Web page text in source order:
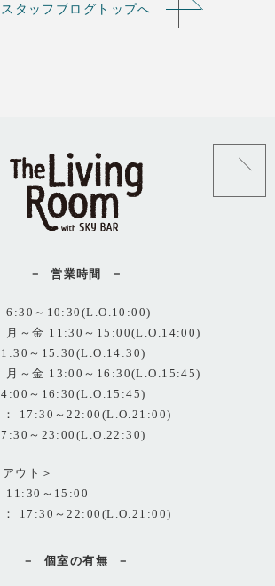
スタッフブログトップへ
営業時間
～10:30(L.O.10:00)
月～金 11:30～15:00(L.O.14:00)
～15:30(L.O.14:30)
月～金 13:00～16:30(L.O.15:45)
～16:30(L.O.15:45)
： 17:30～22:00(L.O.21:00)
～23:00(L.O.22:30)
ウト＞
11:30～15:00
： 17:30～22:00(L.O.21:00)
個室の有無